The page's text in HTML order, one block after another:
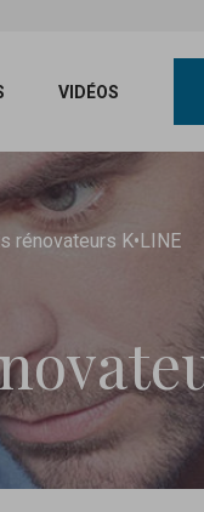
VIDÉOS
rénovateurs K•LINE